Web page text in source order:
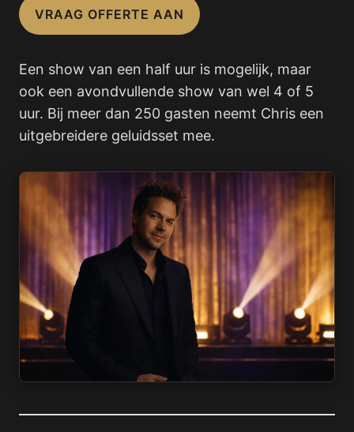
VRAAG OFFERTE AAN
Een show van een half uur is mogelijk, maar
ook een avondvullende show van wel 4 of 5
uur. Bij meer dan 250 gasten neemt Chris een
uitgebreidere geluidsset mee.